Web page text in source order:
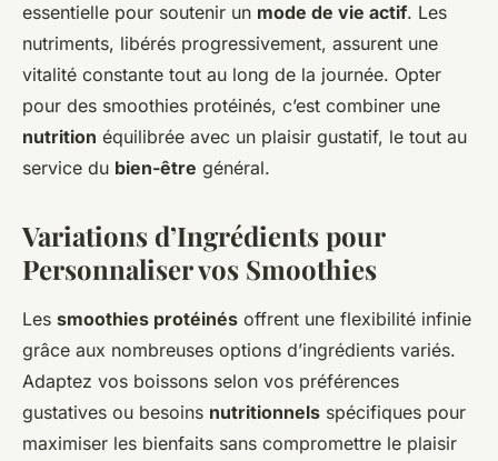
essentielle pour soutenir un mode de vie actif. Les
nutriments, libérés progressivement, assurent une
vitalité constante tout au long de la journée. Opter
pour des smoothies protéinés, c’est combiner une
nutrition équilibrée avec un plaisir gustatif, le tout au
service du bien-être général.
Variations d’Ingrédients pour
Personnaliser vos Smoothies
Les smoothies protéinés offrent une flexibilité infinie
grâce aux nombreuses options d’ingrédients variés.
Adaptez vos boissons selon vos préférences
gustatives ou besoins nutritionnels spécifiques pour
maximiser les bienfaits sans compromettre le plaisir